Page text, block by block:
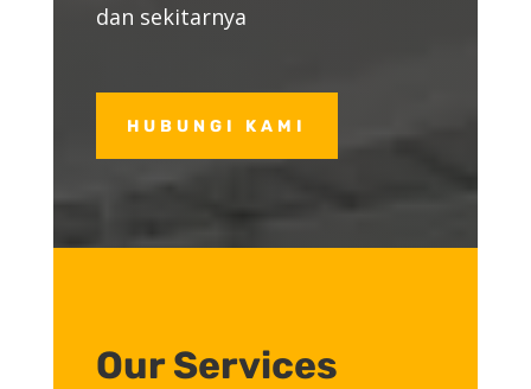
dan sekitarnya
HUBUNGI KAMI
Our Services